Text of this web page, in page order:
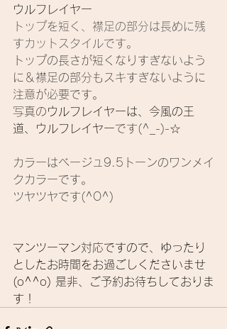
ウルフレイヤー
トップを短く、襟足の部分は長めに残
すカットスタイルです。
トップの長さが短くなりすぎないよう
に＆襟足の部分もスキすぎないように
注意が必要です。
写真のウルフレイヤーは、今風の王
道、ウルフレイヤーです(^_-)-☆
カラーはベージュ9.5トーンのワンメイ
クカラーです。
ツヤツヤです(^O^)
マンツーマン対応ですので、ゆったり
としたお時間をお過ごしくださいませ
(o^^o) 是非、ご予約お待ちしておりま
す！